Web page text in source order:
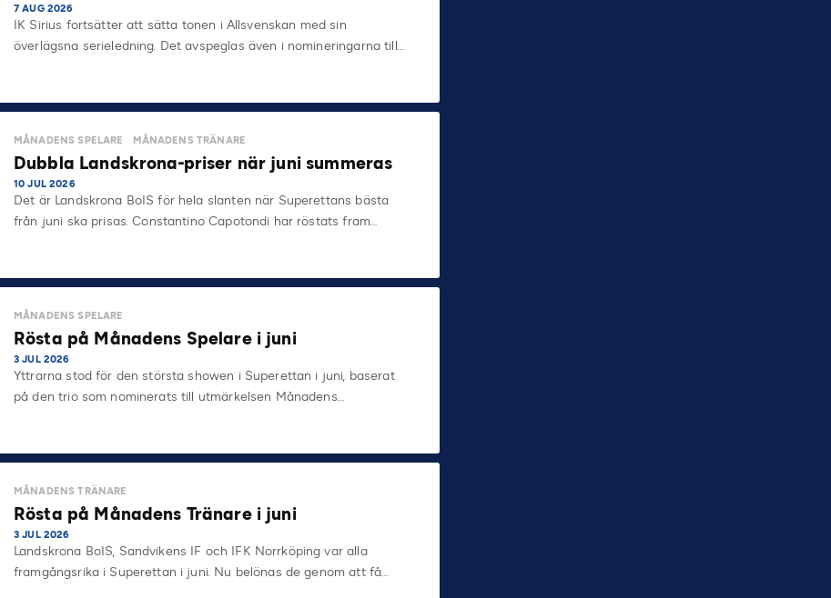
7 AUG 2026
IK Sirius fortsätter att sätta tonen i Allsvenskan med sin
överlägsna serieledning. Det avspeglas även i nomineringarna till…
MÅNADENS SPELARE MÅNADENS TRÄNARE
Dubbla Landskrona-priser när juni summeras
10 JUL 2026
Det är Landskrona BoIS för hela slanten när Superettans bästa
från juni ska prisas. Constantino Capotondi har röstats fram…
MÅNADENS SPELARE
Rösta på Månadens Spelare i juni
3 JUL 2026
Yttrarna stod för den största showen i Superettan i juni, baserat
på den trio som nominerats till utmärkelsen Månadens…
MÅNADENS TRÄNARE
Rösta på Månadens Tränare i juni
3 JUL 2026
Landskrona BoIS, Sandvikens IF och IFK Norrköping var alla
framgångsrika i Superettan i juni. Nu belönas de genom att få…